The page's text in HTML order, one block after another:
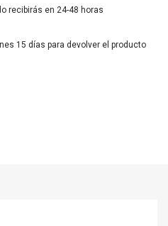
recibirás en 24-48 horas
15 días para devolver el producto